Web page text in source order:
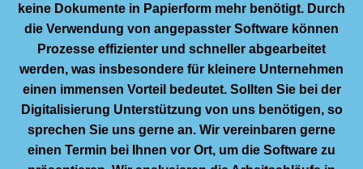
keine Dokumente in Papierform mehr benötigt. Durch
die Verwendung von angepasster Software können
Prozesse effizienter und schneller abgearbeitet
werden, was insbesondere für kleinere Unternehmen
einen immensen Vorteil bedeutet. Sollten Sie bei der
Digitalisierung Unterstützung von uns benötigen, so
sprechen Sie uns gerne an. Wir vereinbaren gerne
einen Termin bei Ihnen vor Ort, um die Software zu